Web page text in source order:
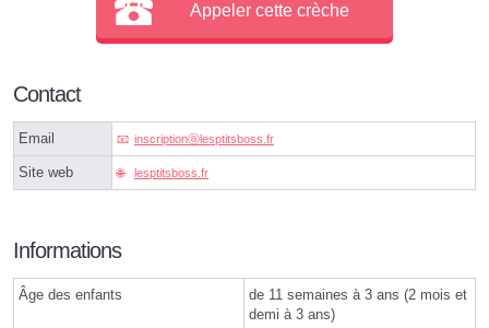
Appeler cette crèche
Contact
Email inscriptionⓐlesptitsboss.fr
Site web lesptitsboss.fr
Informations
Âge des enfants
de 11 semaines à 3 ans (2 mois et
demi à 3 ans)